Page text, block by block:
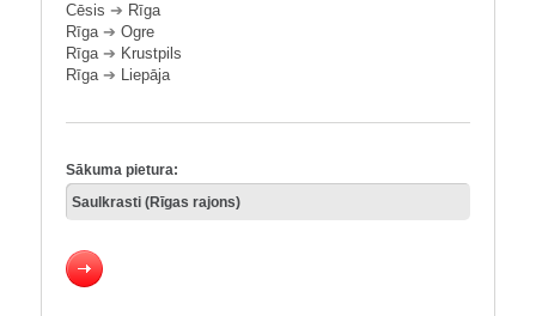
Cēsis ➔ Rīga
Rīga➔ Ogre
Rīga➔ Krustpils
Rīga➔ Liepāja
Sākuma pietura: